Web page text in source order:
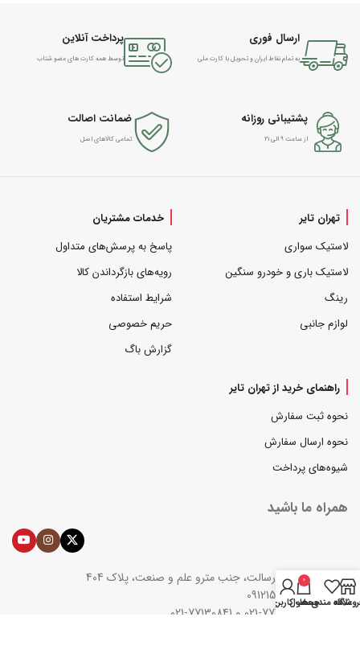
ارسال فوری
به تمام نقاط ایران و تحویل با کارت ملی
پرداخت آنلاین
توسط همه کارت های عضو شتاب
پشتیبانی روزانه
از ساعت ۹ الی ۲۱
ضمانت اصالت
تمامی کالاهای اصل
تهران تایر
لاستیک سواری
لاستیک باری و خودرو سنگین
رینگ
لوازم جانبی
خدمات مشتریان
پاسخ به پرسش‌های متداول
رویه‌های بازگرداندن کالا
شرایط استفاده
حریم خصوصی
گزارش باگ
راهنمای خرید از تهران تایر
نحوه ثبت سفارش
نحوه ارسال سفارش
شیوه‌های پرداخت
همراه ما باشید
تهران، بزرگراه رسالت، جنب مترو علم و صنعت، پلاک 404
همراه: 09121509773
تلفن: 77130782-021 و 77130841-021
علاقه مندی ها
0
محصول
حساب کاربری من